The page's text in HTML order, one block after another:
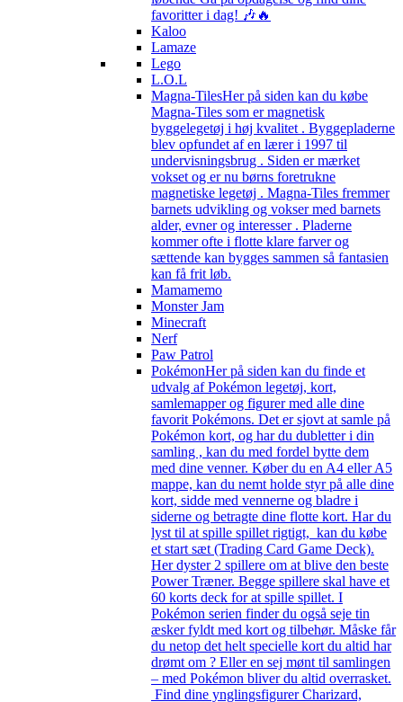
favoritter i dag! 🎶🔥
Kaloo
Lamaze
Lego
L.O.L
Magna-TilesHer på siden kan du købe
Magna-Tiles som er magnetisk
byggelegetøj i høj kvalitet . Byggepladerne
blev opfundet af en lærer i 1997 til
undervisningsbrug . Siden er mærket
vokset og er nu børns foretrukne
magnetiske legetøj . Magna-Tiles fremmer
barnets udvikling og vokser med barnets
alder, evner og interesser . Pladerne
kommer ofte i flotte klare farver og
sættende kan bygges sammen så fantasien
kan få frit løb.
Mamamemo
Monster Jam
Minecraft
Nerf
Paw Patrol
PokémonHer på siden kan du finde et
udvalg af Pokémon legetøj, kort,
samlemapper og figurer med alle dine
favorit Pokémons. Det er sjovt at samle på
Pokémon kort, og har du dubletter i din
samling , kan du med fordel bytte dem
med dine venner. Køber du en A4 eller A5
mappe, kan du nemt holde styr på alle dine
kort, sidde med vennerne og bladre i
siderne og betragte dine flotte kort. Har du
lyst til at spille spillet rigtigt, kan du købe
et start sæt (Trading Card Game Deck).
Her dyster 2 spillere om at blive den beste
Power Træner. Begge spillere skal have et
60 korts deck for at spille spillet. I
Pokémon serien finder du også seje tin
æsker fyldt med kort og tilbehør. Måske får
du netop det helt specielle kort du altid har
drømt om ? Eller en sej mønt til samlingen
– med Pokémon bliver du altid overrasket.
Find dine ynglingsfigurer Charizard,